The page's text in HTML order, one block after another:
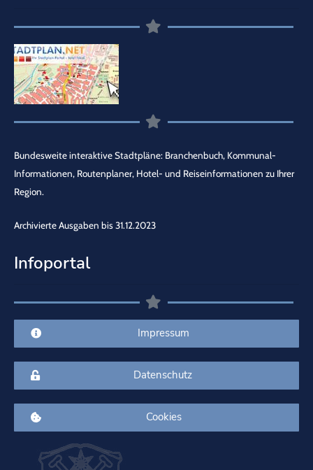
Bundesweite interaktive Stadtpläne: Branchenbuch, Kommunal-
Informationen, Routenplaner, Hotel- und Reiseinformationen zu Ihrer
Region.
Archivierte Ausgaben bis 31.12.2023
Infoportal
Impressum
Datenschutz
Cookies